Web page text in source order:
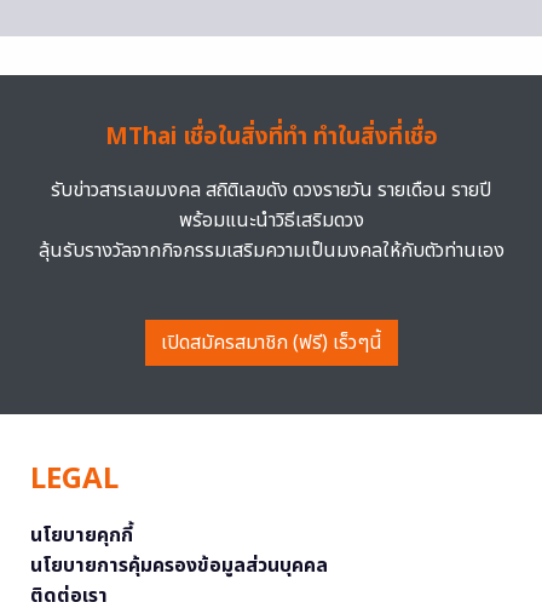
MThai เชื่อในสิ่งที่ทำ ทำในสิ่งที่เชื่อ
รับข่าวสารเลขมงคล สถิติเลขดัง ดวงรายวัน รายเดือน รายปี
พร้อมแนะนำวิธีเสริมดวง
ลุ้นรับรางวัลจากกิจกรรมเสริมความเป็นมงคลให้กับตัวท่านเอง
เปิดสมัครสมาชิก (ฟรี) เร็วๆนี้
LEGAL
นโยบายคุกกี้
นโยบายการคุ้มครองข้อมูลส่วนบุคคล
ติดต่อเรา